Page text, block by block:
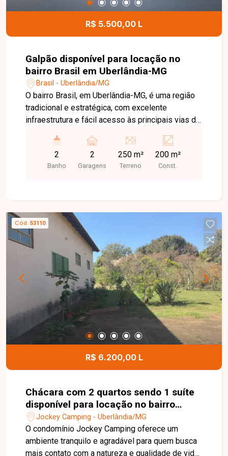
R$ 5.500,00 L
Galpão disponível para locação no
bairro Brasil em Uberlândia-MG
Brasil - Uberlândia/MG
O bairro Brasil, em Uberlândia-MG, é uma região
tradicional e estratégica, com excelente
infraestrutura e fácil acesso às principais vias da
oferta de comércios, bancos, restaurantes,
escolas e serviços, sendo uma excelente
localização para empresas e atividades
escritório, 02 banheiros, pé-direito de 4,5 metros
e portão com 3 metros de altura, oferecendo
praticidade e funcionalidade para diferentes
atividades. Possui ainda Habite-se, AVCB,
acessibilidade e documentação em ordem, além
de energia monofásica. Entre em contato para
mais informações e agende uma visita para
conhecer esta excelente oportunidade comercial.
2
Banho
2
Garagens
250 m²
Terreno
200 m²
Const.
Cód. 53110
R$ 6.200,00 L
Chácara com 2 quartos sendo 1 suíte
disponível para locação no bairro
Jockey Camping em Uberlândia-MG
Jockey Camping - Uberlândia/MG
O condomínio Jockey Camping oferece um
ambiente tranquilo e agradável para quem busca
mais contato com a natureza e qualidade de vida,